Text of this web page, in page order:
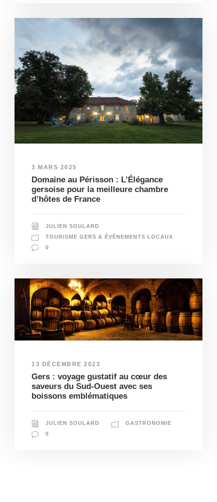
3 MARS 2025
Domaine au Périsson : L’Élégance
gersoise pour la meilleure chambre
d’hôtes de France
JULIEN SOULARD
TOURISME GERS & ÉVÈNEMENTS LOCAUX
0
13 DÉCEMBRE 2023
Gers : voyage gustatif au cœur des
saveurs du Sud-Ouest avec ses
boissons emblématiques
JULIEN SOULARD
GASTRONOMIE
0